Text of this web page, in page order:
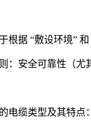
根据 “敷设环境”
：安全可靠性（
电缆类型及其特点：